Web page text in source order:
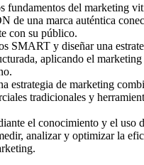
fundamentos del marketing
de una marca auténtica
con su público.
SMART y diseñar una
aplicando el
estrategia de marketing
tradicionales y
el conocimiento y el uso
analizar y optimizar la